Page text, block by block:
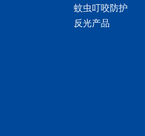
蚊虫叮咬防护
反光产品